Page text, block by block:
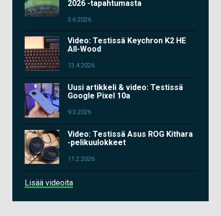
2026 -tapahtumasta
3.6.2026
Video: Testissä Keychron K2 HE
All-Wood
13.4.2026
Uusi artikkeli & video: Testissä
Google Pixel 10a
9.3.2026
Video: Testissä Asus ROG Kithara
-pelikuulokkeet
11.2.2026
Lisää videoita